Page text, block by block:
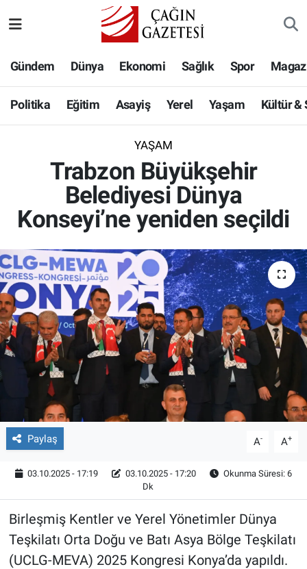
Gündem Dünya Ekonomi Sağlık Spor
Politika Eğitim Asayiş Yerel Yaşam Kültür &
YAŞAM
Trabzon Büyükşehir
Belediyesi Dünya
Konseyi’ne yeniden seçildi
Paylaş A- A+
03.10.2025 - 17:19 03.10.2025 - 17:20
Okunma Süresi: 6
Dk
Birleşmiş Kentler ve Yerel Yönetimler Dünya
Teşkilatı Orta Doğu ve Batı Asya Bölge Teşkilatı
(UCLG-MEVA) 2025 Kongresi Konya’da yapıldı.
Eğitim
Asayiş
Yaşam
Kültür & Sanat
Bilim-Teknoloji
Köşe Yazıları
Röportaj
Video Galeri
Hava Durumu
Namaz Vakitleri
Süper Lig Puan Durumu ve Fikstür
Tüm Manşetler
Son Dakika Haberleri
Haber Arşivi